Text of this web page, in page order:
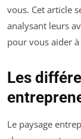
vous. Cet article
analysant leurs
pour vous aider
Les
Le paysage